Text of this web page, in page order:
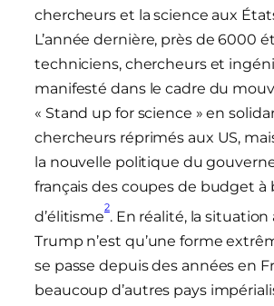
chercheurs et la science aux
L’année dernière, près de 6000
techniciens, chercheurs et
manifesté dans le cadre du
« Stand up for science » en
chercheurs réprimés aux US,
la nouvelle politique du
français des coupes de budget à
d’élitisme
2
. En réalité, la situation
Trump n’est qu’une forme
se passe depuis des années en
beaucoup d’autres pays